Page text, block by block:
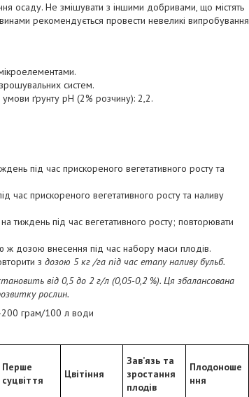
осаду. Не змішувати з іншими добривами, що містять
рекомендується провести невеликі випробування
систем.
умови ґрунту pH (2% розчину): 2,2.
під час прискореного вегетативного росту та
час прискореного вегетативного росту та наливу
тиждень під час вегетативного росту; повторювати
ж дозою внесення під час набору маси плодів.
з дозою 5 кг /га під час етапу наливу бульб.
від 0,5 до 2 г/л (0,05-0,2 %). Ця збалансована
рослин.
грам/100 л води
Перше
суцвіття
Цвітіння
Зав’язь та
зростання
плодів
Плодоноше
ння